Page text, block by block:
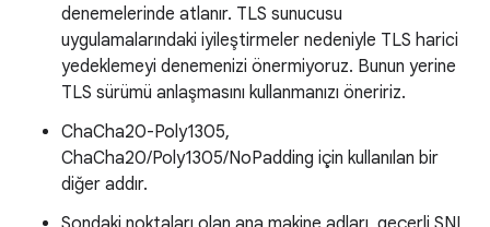
denemelerinde atlanır. TLS sunucusu
uygulamalarındaki iyileştirmeler nedeniyle TLS harici
yedeklemeyi denemenizi önermiyoruz. Bunun yerine
TLS sürümü anlaşmasını kullanmanızı öneririz.
ChaCha20-Poly1305,
ChaCha20/Poly1305/NoPadding için kullanılan bir
diğer addır.